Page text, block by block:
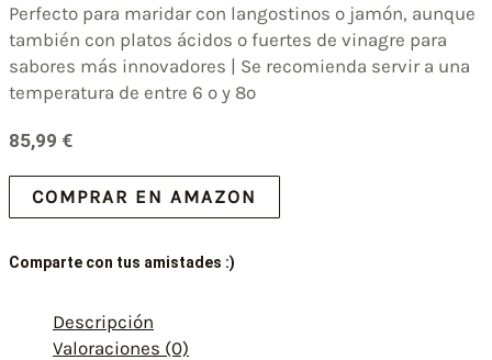
Perfecto para maridar con langostinos o jamón, aunque
también con platos ácidos o fuertes de vinagre para
sabores más innovadores | Se recomienda servir a una
temperatura de entre 6 º y 8º
85,99 €
COMPRAR EN AMAZON
Comparte con tus amistades :)
Descripción
Valoraciones (0)